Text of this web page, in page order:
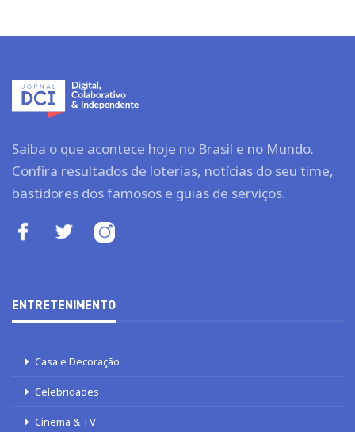
Saiba o que acontece hoje no Brasil e no Mundo.
Confira resultados de loterias, notícias do seu time,
bastidores dos famosos e guias de serviços.
ENTRETENIMENTO
Casa e Decoração
Celebridades
Cinema & TV